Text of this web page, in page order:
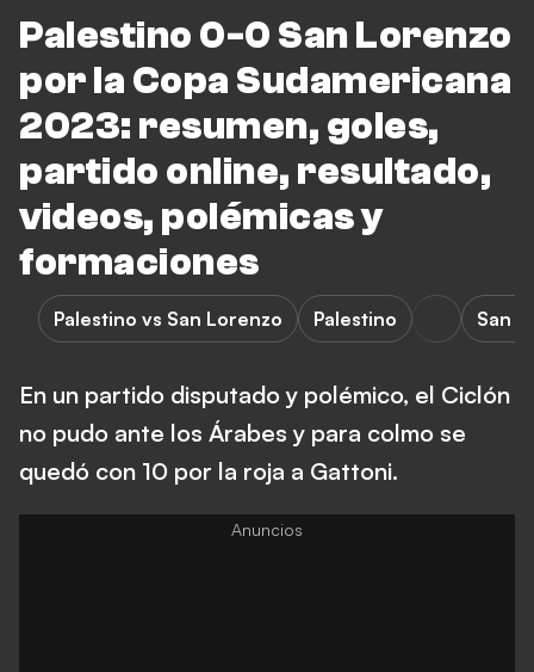
Palestino 0-0 San Lorenzo
por la Copa Sudamericana
2023: resumen, goles,
partido online, resultado,
videos, polémicas y
formaciones
Palestino vs San Lorenzo Palestino San
En un partido disputado y polémico, el Ciclón
no pudo ante los Árabes y para colmo se
quedó con 10 por la roja a Gattoni.